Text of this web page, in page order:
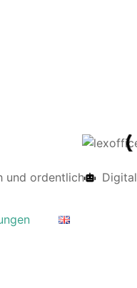
und ordentlich Digital